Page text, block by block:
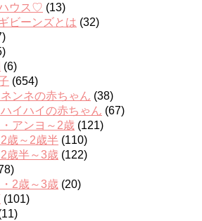
ウス♡ (13)
ビーンズとは (32)
(6)
(654)
ンネの赤ちゃん (38)
イハイの赤ちゃん (67)
アンヨ～2歳 (121)
歳～2歳半 (110)
歳半～3歳 (122)
2歳～3歳 (20)
(101)